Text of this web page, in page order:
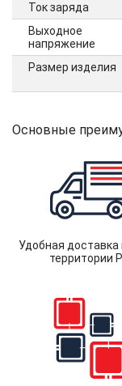
Ток заряда
Выходное
напряжение
Размер изделия
Основные
Удобная доставка
территории